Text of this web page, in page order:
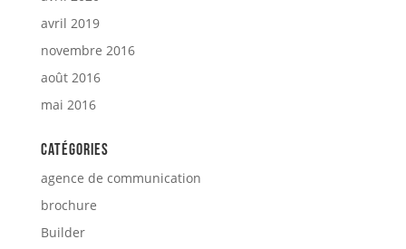
avril 2019
novembre 2016
août 2016
mai 2016
Catégories
agence de communication
brochure
Builder